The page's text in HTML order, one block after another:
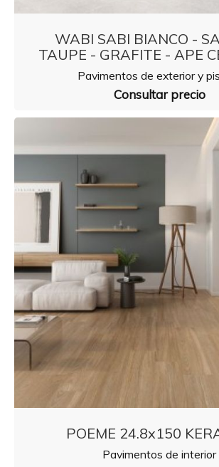
WABI SABI BIANCO -
TAUPE - GRAFITE - APE
Pavimentos de exterior y
Consultar precio
POEME 24.8x150
Pavimentos de interior